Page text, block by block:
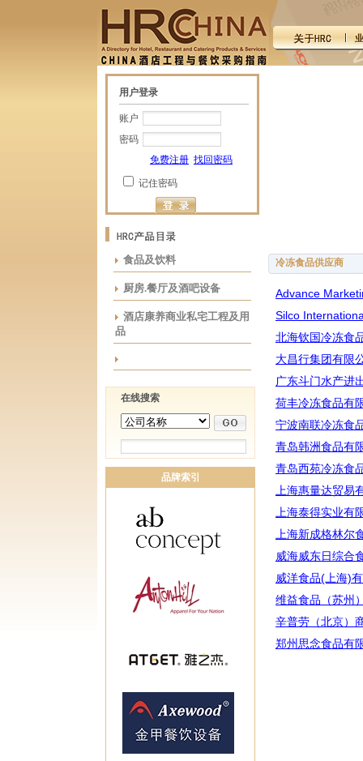
用户登录
账户
密码
免费注册 找回密码
记住密码
食品及饮料
厨房.餐厅及酒吧设备
酒店康养商业私宅工程及用
品
在线搜索
品牌索引
冷冻食品供应商
Advance
Silco
北海钦国冷冻食
大昌行集团有限
广东斗门水产进
荷丰冷冻食品有
宁波南联冷冻食
青岛韩洲食品有
青岛西苑冷冻食
上海惠量达贸易
上海泰得实业有
上海新成格林尔
威海威东日综合
威洋食品(上海)
维益食品（苏州
辛普劳（北京）
郑州思念食品有